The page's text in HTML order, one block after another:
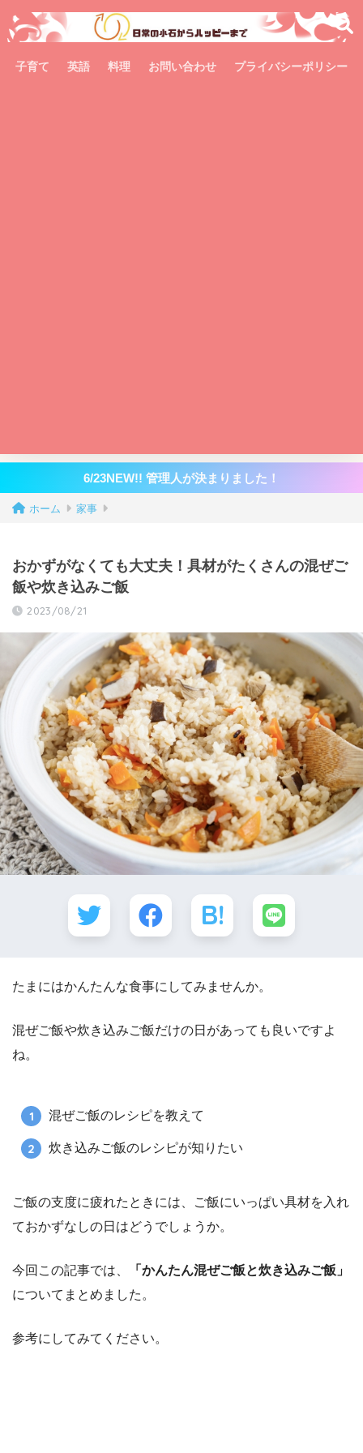
子育て 英語 料理 お問い合わせ プライバシーポリシー
6/23NEW!! 管理人が決まりました！
ホーム 家事
おかずがなくても大丈夫！具材がたくさんの混ぜご
飯や炊き込みご飯
2023/08/21
たまにはかんたんな食事にしてみませんか。
混ぜご飯や炊き込みご飯だけの日があっても良いですよ
ね。
混ぜご飯のレシピを教えて
炊き込みご飯のレシピが知りたい
ご飯の支度に疲れたときには、ご飯にいっぱい具材を入れ
ておかずなしの日はどうでしょうか。
今回この記事では、
「かんたん混ぜご飯と炊き込みご飯」
についてまとめました。
参考にしてみてください。